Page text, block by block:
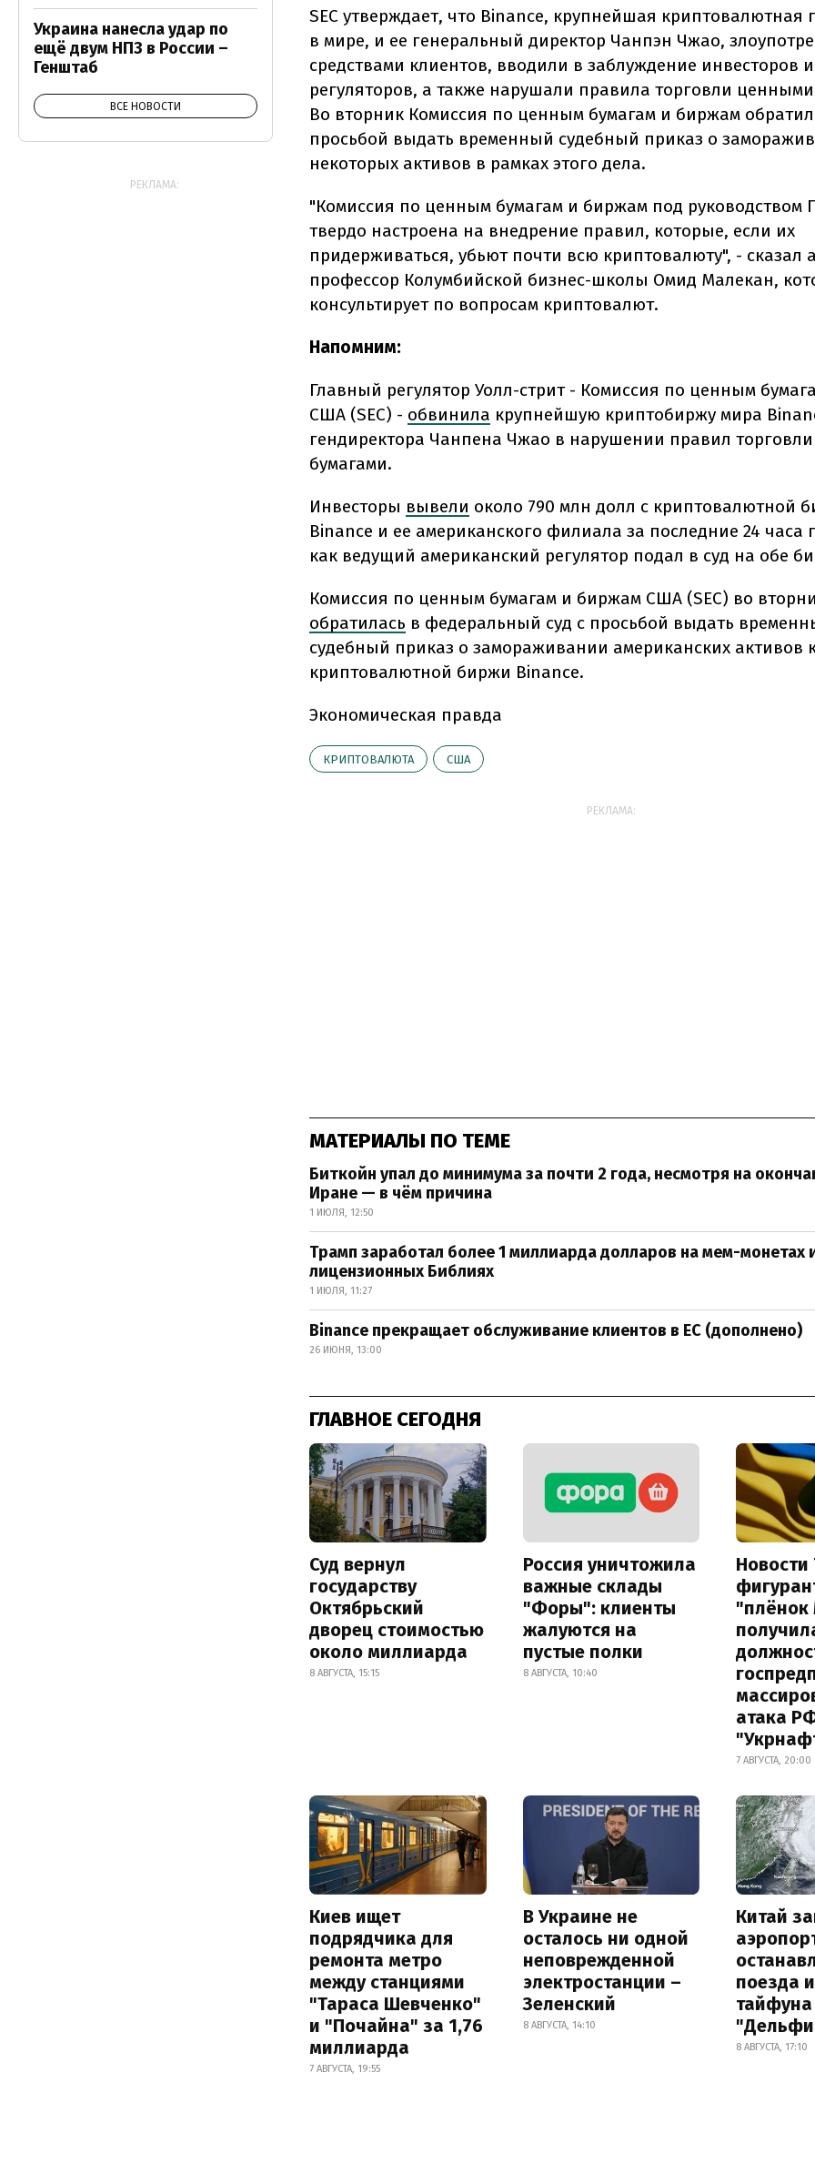
SEC утверждает, что Binance, крупнейшая криптовалютная
в мире, и ее генеральный директор Чанпэн Чжао,
средствами клиентов, вводили в заблуждение инвесторов и
регуляторов, а также нарушали правила торговли
Во вторник Комиссия по ценным бумагам и биржам
просьбой выдать временный судебный приказ о
некоторых активов в рамках этого дела.
"Комиссия по ценным бумагам и биржам под руководством
твердо настроена на внедрение правил, которые, если их
придерживаться, убьют почти всю криптовалюту", - сказал
профессор Колумбийской бизнес-школы Омид Малекан,
консультирует по вопросам криптовалют.
Напомним:
Главный регулятор Уолл-стрит - Комиссия по ценным
США (SEC) - обвинила крупнейшую криптобиржу мира
гендиректора Чанпена Чжао в нарушении правил
бумагами.
Инвесторы вывели около 790 млн долл с криптовалютной
Binance и ее американского филиала за последние 24 часа
как ведущий американский регулятор подал в суд на обе
Комиссия по ценным бумагам и биржам США (SEC) во
обратилась в федеральный суд с просьбой выдать
судебный приказ о замораживании американских активов
криптовалютной биржи Binance.
Экономическая правда
КРИПТОВАЛЮТА США
РЕКЛАМА:
МАТЕРИАЛЫ ПО ТЕМЕ
Биткойн упал до минимума за почти 2 года, несмотря на
Иране — в чём причина
1 ИЮЛЯ, 12:50
Трамп заработал более 1 миллиарда долларов на мем-монетах
лицензионных Библиях
1 ИЮЛЯ, 11:27
Binance прекращает обслуживание клиентов в ЕС (дополнено)
26 ИЮНЯ, 13:00
ГЛАВНОЕ СЕГОДНЯ
Суд вернул
государству
Октябрьский
дворец стоимостью
около миллиарда
8 АВГУСТА, 15:15
Россия уничтожила
важные склады
"Форы": клиенты
жалуются на
пустые полки
8 АВГУСТА, 10:40
Новости
атака
7 АВГУСТА, 20:00
Киев ищет
подрядчика для
ремонта метро
между станциями
"Тараса Шевченко"
и "Почайна" за 1,76
миллиарда
7 АВГУСТА, 19:55
В Украине не
осталось ни одной
неповрежденной
электростанции –
Зеленский
8 АВГУСТА, 14:10
Китай
поезда
тайфуна
8 АВГУСТА, 17:10
Украина нанесла удар по
ещё двум НПЗ в России –
Генштаб
ВСЕ НОВОСТИ
РЕКЛАМА: